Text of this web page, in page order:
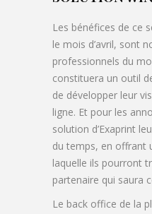
Les bénéfices de ce
le mois d’avril, sont
professionnels du
constituera un outil
de développer leur
ligne. Et pour les
solution d’Exaprint
du temps, en offrant
laquelle ils pourront
partenaire qui saura
Le back office de la